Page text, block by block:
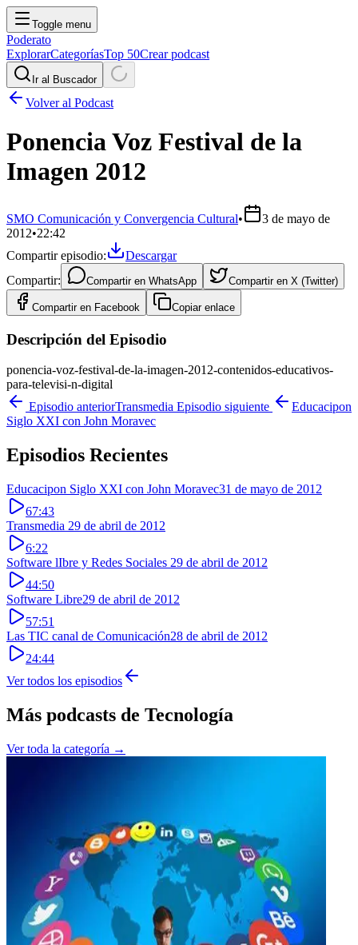
Toggle menu
Poderato
ExplorarCategoríasTop 50Crear podcast
Ir al Buscador
Volver al Podcast
Ponencia Voz Festival de la
Imagen 2012
SMO Comunicación y Convergencia Cultural•
3 de mayo de
2012•22:42
Compartir episodio:
Descargar
Compartir:
Compartir en WhatsApp Compartir en X (Twitter)
Compartir en Facebook Copiar enlace
Descripción del Episodio
ponencia-voz-festival-de-la-imagen-2012-contenidos-educativos-
para-televisi-n-digital
Episodio anteriorTransmedia Episodio siguiente
Educacipon
Siglo XXI con John Moravec
Episodios Recientes
Educacipon Siglo XXI con John Moravec31 de mayo de 2012
67:43
Transmedia 29 de abril de 2012
6:22
Software lIbre y Redes Sociales 29 de abril de 2012
44:50
Software Libre29 de abril de 2012
57:51
Las TIC canal de Comunicación28 de abril de 2012
24:44
Ver todos los episodios
Más podcasts de Tecnología
Ver toda la categoría →